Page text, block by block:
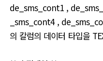
de_sms_cont1 ,
_sms_cont4 ,
의 칼럼의 데이터 타입을